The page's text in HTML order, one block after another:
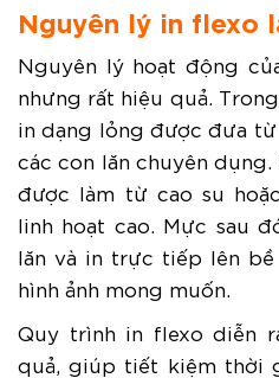
Nguyên lý in flexo
Nguyên lý hoạt động
nhưng rất hiệu quả.
in dạng lỏng được đưa
các con lăn chuyên
được làm từ cao su
linh hoạt cao. Mực sau
lăn và in trực tiếp lên
hình ảnh mong muốn.
Quy trình in flexo diễn
quả, giúp tiết kiệm thời